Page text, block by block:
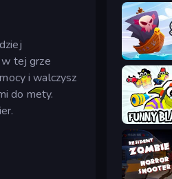
w tej grze
i walczysz
do mety.
Ships 3D
Funny